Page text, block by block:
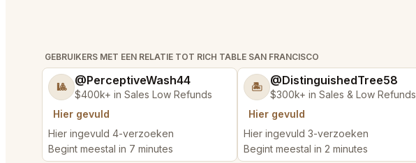
GEBRUIKERS MET EEN RELATIE TOT RICH TABLE SAN FRANCISCO
🎱 @PerceptiveWash44
$400k+ in Sales Low Refunds
Hier gevuld
Hier ingevuld 4-verzoeken
Begint meestal in 7 minutes
🏝️ @DistinguishedTree58
$300k+ in Sales & Low Refunds
Hier gevuld
Hier ingevuld 3-verzoeken
Begint meestal in 2 minutes